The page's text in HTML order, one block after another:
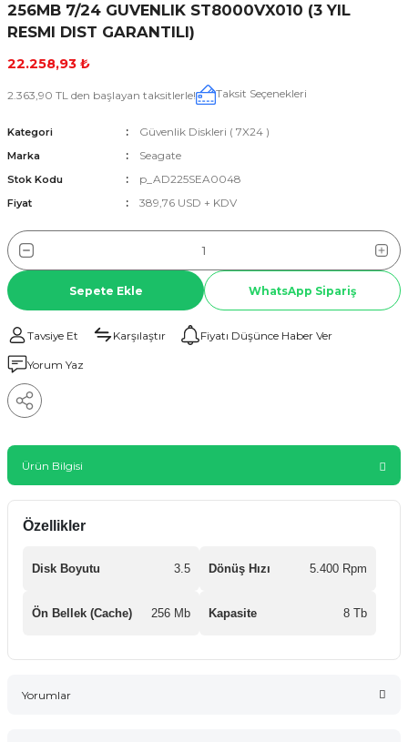
256MB 7/24 GUVENLIK ST8000VX010 (3 YIL
RESMI DIST GARANTILI)
22.258,93 ₺
2.363,90 TL den başlayan taksitlerle! Taksit Seçenekleri
Kategori Güvenlik Diskleri ( 7X24 )
Marka Seagate
Stok Kodu p_AD225SEA0048
Fiyat 389,76 USD + KDV
Sepete Ekle WhatsApp Sipariş
Tavsiye Et Karşılaştır Fiyatı Düşünce Haber Ver
Yorum Yaz
Ürün Bilgisi
Özellikler
Disk Boyutu 3.5 Dönüş Hızı 5.400 Rpm
Ön Bellek (Cache) 256 Mb Kapasite 8 Tb
Yorumlar